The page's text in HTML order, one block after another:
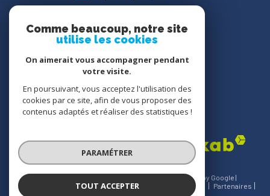
suivre
Nous
adhérons
© 2026 | Tous droits réservés | Traduction powered by Google |
Nos honoraires
Plan du site Mentions légales Admin
Partenaires
Comme beaucoup, notre site
utilise les cookies
On aimerait vous accompagner pendant
votre visite.
En poursuivant, vous acceptez l'utilisation des
cookies par ce site, afin de vous proposer des
contenus adaptés et réaliser des statistiques !
PARAMÉTRER
TOUT ACCEPTER